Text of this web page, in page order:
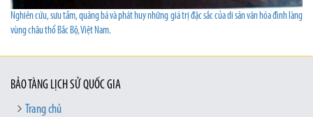
Nghiên cứu, sưu tầm, quảng bá và phát huy những giá trị đặc sắc của di sản văn hóa đình làng
vùng châu thổ Bắc Bộ, Việt Nam.
BẢO TÀNG LỊCH SỬ QUỐC GIA
Trang chủ